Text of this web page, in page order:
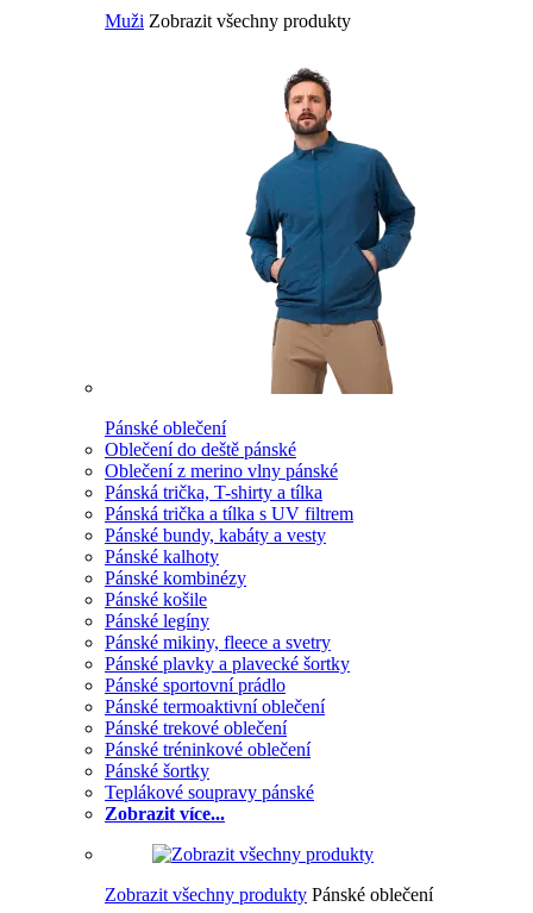
Muži Zobrazit všechny produkty
Pánské oblečení
Oblečení do deště pánské
Oblečení z merino vlny pánské
Pánská trička, T-shirty a tílka
Pánská trička a tílka s UV filtrem
Pánské bundy, kabáty a vesty
Pánské kalhoty
Pánské kombinézy
Pánské košile
Pánské legíny
Pánské mikiny, fleece a svetry
Pánské plavky a plavecké šortky
Pánské sportovní prádlo
Pánské termoaktivní oblečení
Pánské trekové oblečení
Pánské tréninkové oblečení
Pánské šortky
Teplákové soupravy pánské
Zobrazit více...
Zobrazit všechny produkty Pánské oblečení